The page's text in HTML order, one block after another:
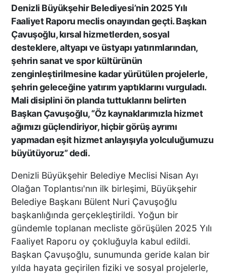
Denizli Büyükşehir Belediyesi’nin 2025 Yılı
Faaliyet Raporu meclis onayından geçti. Başkan
Çavuşoğlu, kırsal hizmetlerden, sosyal
desteklere, altyapı ve üstyapı yatırımlarından,
şehrin sanat ve spor kültürünün
zenginleştirilmesine kadar yürütülen projelerle,
şehrin geleceğine yatırım yaptıklarını vurguladı.
Mali disiplini ön planda tuttuklarını belirten
Başkan Çavuşoğlu, “Öz kaynaklarımızla hizmet
ağımızı güçlendiriyor, hiçbir görüş ayrımı
yapmadan eşit hizmet anlayışıyla yolculuğumuzu
büyütüyoruz” dedi.
Denizli Büyükşehir Belediye Meclisi Nisan Ayı
Olağan Toplantısı'nın ilk birleşimi, Büyükşehir
Belediye Başkanı Bülent Nuri Çavuşoğlu
başkanlığında gerçekleştirildi. Yoğun bir
gündemle toplanan mecliste görüşülen 2025 Yılı
Faaliyet Raporu oy çokluğuyla kabul edildi.
Başkan Çavuşoğlu, sunumunda geride kalan bir
yılda hayata geçirilen fiziki ve sosyal projelerle,